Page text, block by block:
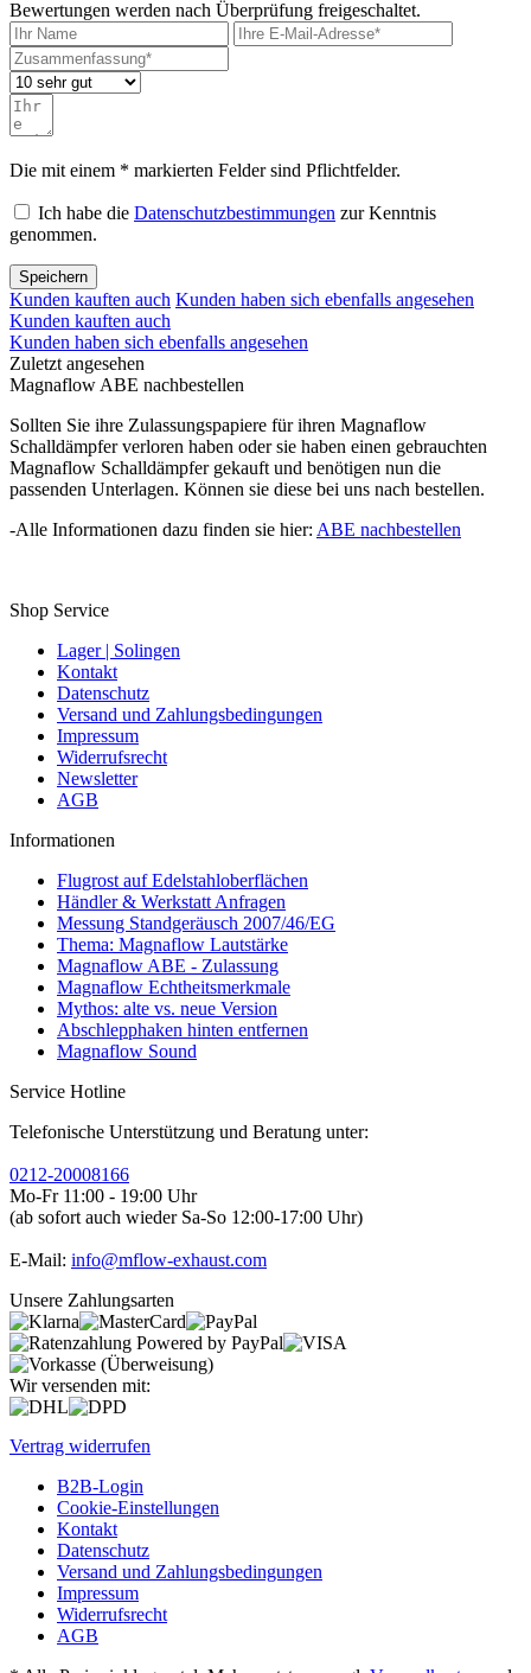
Bewertungen werden nach Überprüfung freigeschaltet.
Die mit einem * markierten Felder sind Pflichtfelder.
Ich habe die Datenschutzbestimmungen zur Kenntnis
genommen.
Speichern
Kunden kauften auch Kunden haben sich ebenfalls angesehen
Kunden kauften auch
Kunden haben sich ebenfalls angesehen
Zuletzt angesehen
Magnaflow ABE nachbestellen
Sollten Sie ihre Zulassungspapiere für ihren Magnaflow
Schalldämpfer verloren haben oder sie haben einen gebrauchten
Magnaflow Schalldämpfer gekauft und benötigen nun die
passenden Unterlagen. Können sie diese bei uns nach bestellen.
-Alle Informationen dazu finden sie hier: ABE nachbestellen
Shop Service
Lager | Solingen
Kontakt
Datenschutz
Versand und Zahlungsbedingungen
Impressum
Widerrufsrecht
Newsletter
AGB
Informationen
Flugrost auf Edelstahloberflächen
Händler & Werkstatt Anfragen
Messung Standgeräusch 2007/46/EG
Thema: Magnaflow Lautstärke
Magnaflow ABE - Zulassung
Magnaflow Echtheitsmerkmale
Mythos: alte vs. neue Version
Abschlepphaken hinten entfernen
Magnaflow Sound
Service Hotline
Telefonische Unterstützung und Beratung unter:
0212-20008166
Mo-Fr 11:00 - 19:00 Uhr
(ab sofort auch wieder Sa-So 12:00-17:00 Uhr)
E-Mail: info@mflow-exhaust.com
Unsere Zahlungsarten
Wir versenden mit:
Vertrag widerrufen
B2B-Login
Cookie-Einstellungen
Kontakt
Datenschutz
Versand und Zahlungsbedingungen
Impressum
Widerrufsrecht
AGB